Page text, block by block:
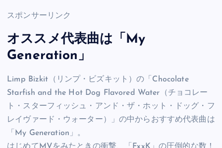
スポンサーリンク
オススメ代表曲は「My
Generation」
Limp Bizkit（リンプ・ビズキット）の「Chocolate
Starfish and the Hot Dog Flavored Water（チョコレー
ト・スターフィッシュ・アンド・ザ・ホット・ドッグ・フ
レイヴァード・ウォーター）」の中からおすすめ代表曲は
「My Generation」。